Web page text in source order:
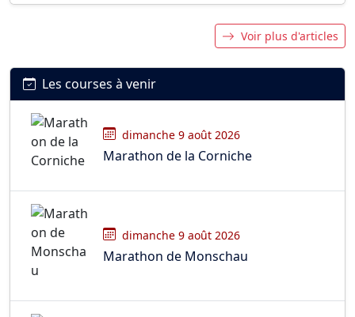
Voir plus d'articles
Les courses à venir
dimanche 9 août 2026
Marathon de la Corniche
dimanche 9 août 2026
Marathon de Monschau